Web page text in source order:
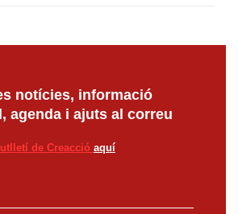
notícies, informació
agenda i ajuts al correu
de Creacció aquí